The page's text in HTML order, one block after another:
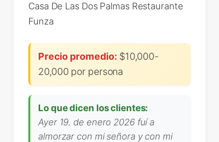
Casa De Las Dos Palmas Restaurante
Funza
Precio promedio: $10,000-
20,000 por persona
Lo que dicen los clientes:
Ayer 19. de enero 2026 fuí a
almorzar con mi señora y con mi